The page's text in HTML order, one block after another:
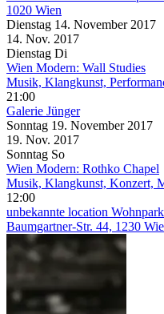
1020 Wien
Dienstag 14. November 2017
14. Nov. 2017
Dienstag Di
Wien Modern: Wall Studies
Musik, Klangkunst,
21:00
Galerie Jünger
Sonntag 19. November 2017
19. Nov. 2017
Sonntag So
Wien Modern: Rothko Chapel
Musik, Klangkunst, Konzert,
12:00
unbekannte location
Baumgartner-Str. 44, 1230